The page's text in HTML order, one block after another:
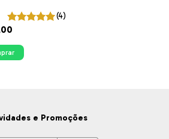
(4)
e Promoções